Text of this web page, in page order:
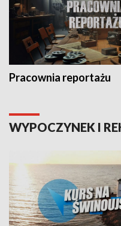
Pracownia reportażu
WYPOCZYNEK I